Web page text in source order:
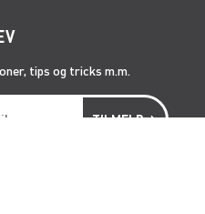
tips og tricks m.m.